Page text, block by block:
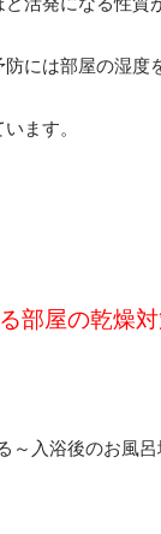
防には部屋の湿
ます。
部屋の乾燥対
入浴後のお風呂